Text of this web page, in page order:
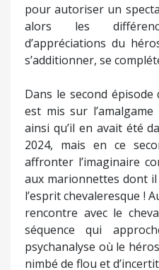
l’esprit chevaleresque !
rencontre avec le
séquence qui
psychanalyse où le
Toute la mise en scène
s’efforce de rendre «
magique,
souligne-t-il. La
extrêmement
forcément être
d’étonnements et
Assistante à la mise en
est comédienne-
marionnettes, qui sont